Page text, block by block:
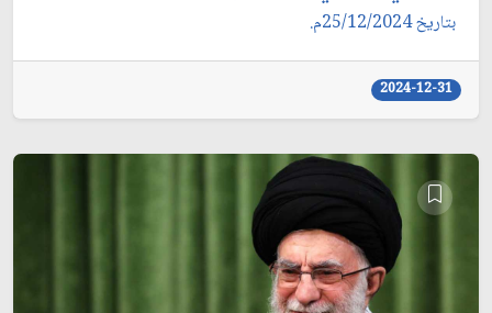
بتاريخ 25/12/2024م.
2024-12-31